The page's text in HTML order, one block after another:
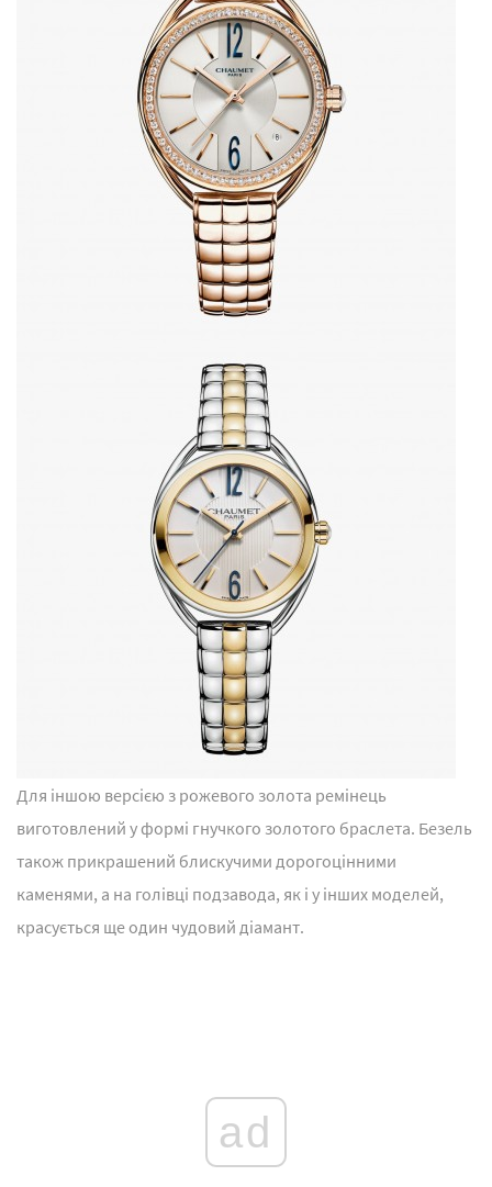
Для іншою версією з рожевого золота ремінець
виготовлений у формі гнучкого золотого браслета. Безель
також прикрашений блискучими дорогоцінними
каменями, а на голівці подзавода, як і у інших моделей,
красується ще один чудовий діамант.
ad